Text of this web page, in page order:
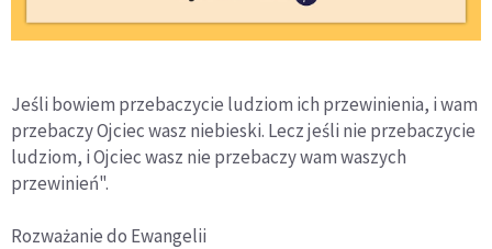
Jeśli bowiem przebaczycie ludziom ich przewinienia, i wam
przebaczy Ojciec wasz niebieski. Lecz jeśli nie przebaczycie
ludziom, i Ojciec wasz nie przebaczy wam waszych
przewinień".
Rozważanie do Ewangelii